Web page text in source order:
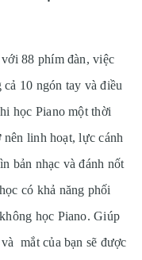
88 phím đàn, việc
10 ngón tay và điều
học Piano một thời
nên linh hoạt, lực cánh
bản nhạc và đánh nốt
có khả năng phối
học Piano. Giúp
mắt của bạn sẽ được